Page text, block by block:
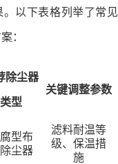
。以下表格列举了常见
：
除尘器
类型
关键调整参数
型布
尘器
滤料耐温等
级、保温措
施